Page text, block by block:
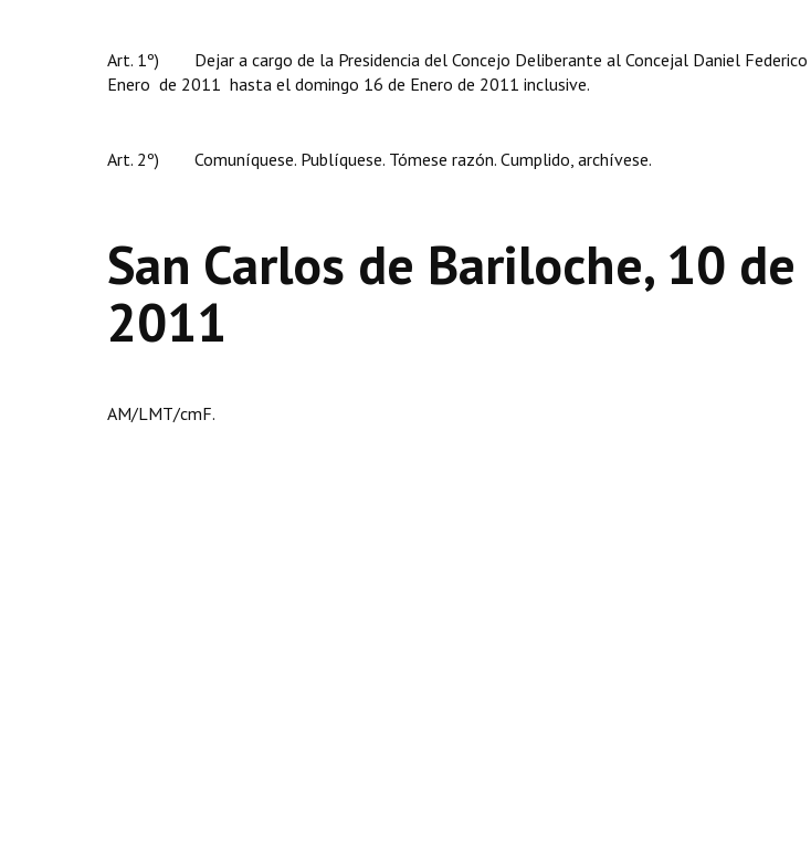
Art. 1º) Dejar a cargo de la Presidencia del Concejo Deliberante al Concejal Daniel Federico
Enero de 2011 hasta el domingo 16 de Enero de 2011 inclusive.
Art. 2º) Comuníquese. Publíquese. Tómese razón. Cumplido, archívese.
San Carlos de Bariloche, 10
2011
AM/LMT/cmF.